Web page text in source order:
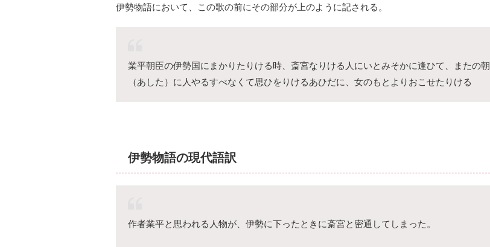
伊勢物語において、この歌の前にその部分が上のように記される。
業平朝臣の伊勢国にまかりたりける時、斎宮なりける人にいとみそかに逢ひて、またの朝
（あした）に人やるすべなくて思ひをりけるあひだに、女のもとよりおこせたりける
伊勢物語の現代語訳
作者業平と思われる人物が、伊勢に下ったときに斎宮と密通してしまった。